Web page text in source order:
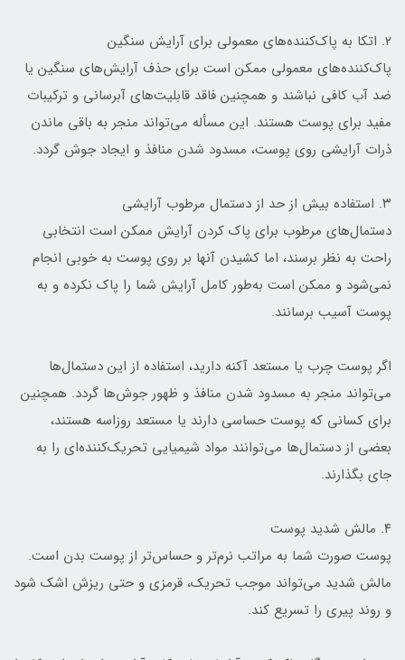
۲. اتکا به پاک‌کننده‌های معمولی برای آرایش سنگین
پاک‌کننده‌های معمولی ممکن است برای حذف آرایش‌های سنگین یا
ضد آب کافی نباشند و همچنین فاقد قابلیت‌های آبرسانی و ترکیبات
مفید برای پوست هستند. این مسأله می‌تواند منجر به باقی ماندن
ذرات آرایشی روی پوست، مسدود شدن منافذ و ایجاد جوش گردد.
۳. استفاده بیش از حد از دستمال مرطوب آرایشی
دستمال‌های مرطوب برای پاک کردن آرایش ممکن است انتخابی
راحت به نظر برسند، اما کشیدن آنها بر روی پوست به خوبی انجام
نمی‌شود و ممکن است به‌طور کامل آرایش شما را پاک نکرده و به
پوست آسیب برسانند.
اگر پوست چرب یا مستعد آکنه دارید، استفاده از این دستمال‌ها
می‌تواند منجر به مسدود شدن منافذ و ظهور جوش‌ها گردد. همچنین
برای کسانی که پوست حساسی دارند یا مستعد روزاسه هستند،
بعضی از دستمال‌ها می‌توانند مواد شیمیایی تحریک‌کننده‌ای را به
جای بگذارند.
۴. مالش شدید پوست
پوست صورت شما به مراتب نرم‌تر و حساس‌تر از پوست بدن است.
مالش شدید می‌تواند موجب تحریک، قرمزی و حتی ریزش اشک شود
و روند پیری را تسریع کند.